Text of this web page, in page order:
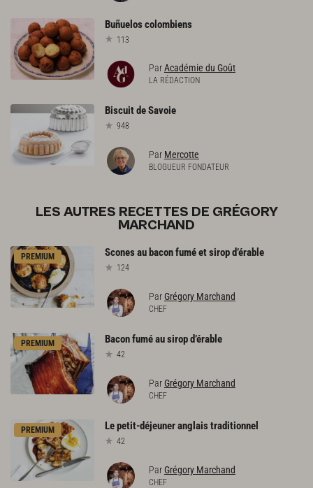
Buñueloscolombiens
113
ParAcadémie du Goût
LA RÉDACTION
BiscuitdeSavoie
948
Par Mercotte
BLOGUEUR FONDATEUR
LES AUTRES RECETTES DE GRÉGORY
MARCHAND
PREMIUM Sconesau baconfuméetsiropd’érable
124
ParGrégory Marchand
CHEF
PREMIUM Baconfuméausiropd’érable
42
ParGrégory Marchand
CHEF
PREMIUM Lepetit-déjeuneranglaistraditionnel
42
ParGrégory Marchand
CHEF